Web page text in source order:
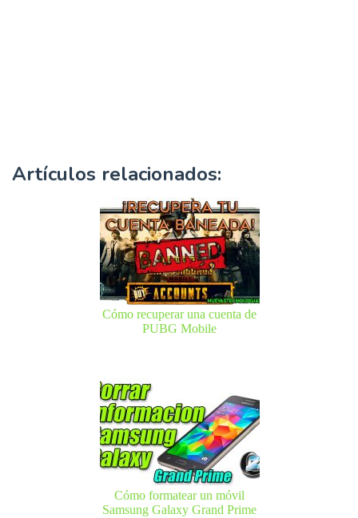
Artículos relacionados:
Cómo recuperar una cuenta de
PUBG Mobile
Cómo formatear un móvil
Samsung Galaxy Grand Prime